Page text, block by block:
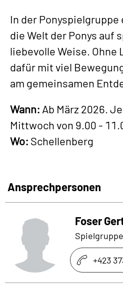
In der
die Welt der Ponys auf
liebevolle Weise.
dafür mit viel
am gemeinsamen
Wann: Ab März 2026.
Mittwoch von 9.00 -
Wo: Schellenberg
Ansprechpersonen
Foser
+423